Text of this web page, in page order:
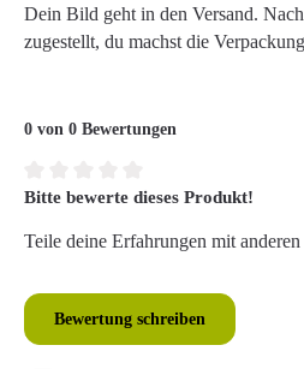
Dein Bild geht in den Versand.
zugestellt, du machst die
0 von 0 Bewertungen
Durchschnittliche Bewertung von 0
Bitte bewerte dieses Produkt!
Teile deine Erfahrungen mit
Bewertung schreiben